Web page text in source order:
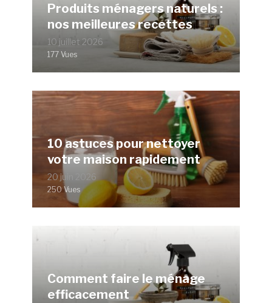
Produits ménagers naturels :
nos meilleures recettes
10 juillet 2026
177 Vues
10 astuces pour nettoyer
votre maison rapidement
20 juin 2026
250 Vues
Comment faire le ménage
efficacement